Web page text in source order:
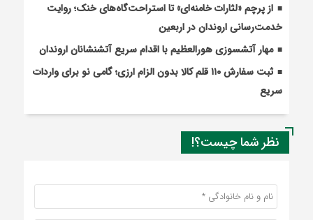
از پرچم «لثارات خامنه‌ای» تا استراحت‌گاه‌های خنک؛ روایت
خدمت‌رسانی اروندان در اربعین
مهار آتشسوزی هورالعظیم با اقدام سریع آتشنشانان اروندان
ثبت سفارش ۱۱۰ قلم کالا بدون الزام ارزی؛ گامی نو برای واردات
سریع
نظر شما چیست؟!